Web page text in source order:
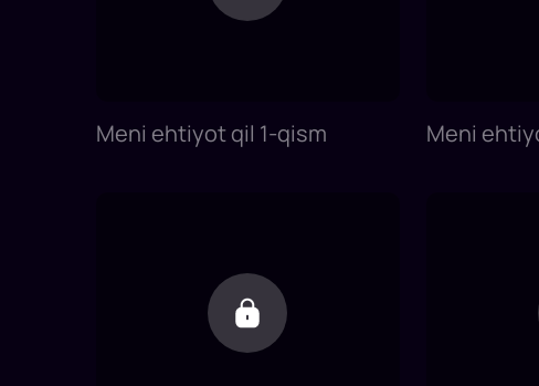
Meni ehtiyot qil 1-qism Meni